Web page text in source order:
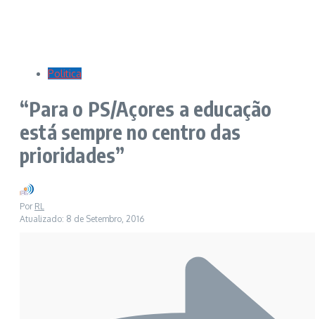
Politica
“Para o PS/Açores a educação
está sempre no centro das
prioridades”
Por RL
Atualizado: 8 de Setembro, 2016